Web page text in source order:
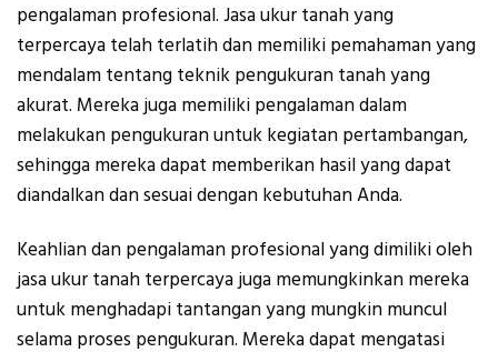
pengalaman profesional. Jasa ukur tanah yang
terpercaya telah terlatih dan memiliki pemahaman yang
mendalam tentang teknik pengukuran tanah yang
akurat. Mereka juga memiliki pengalaman dalam
melakukan pengukuran untuk kegiatan pertambangan,
sehingga mereka dapat memberikan hasil yang dapat
diandalkan dan sesuai dengan kebutuhan Anda.
Keahlian dan pengalaman profesional yang dimiliki oleh
jasa ukur tanah terpercaya juga memungkinkan mereka
untuk menghadapi tantangan yang mungkin muncul
selama proses pengukuran. Mereka dapat mengatasi